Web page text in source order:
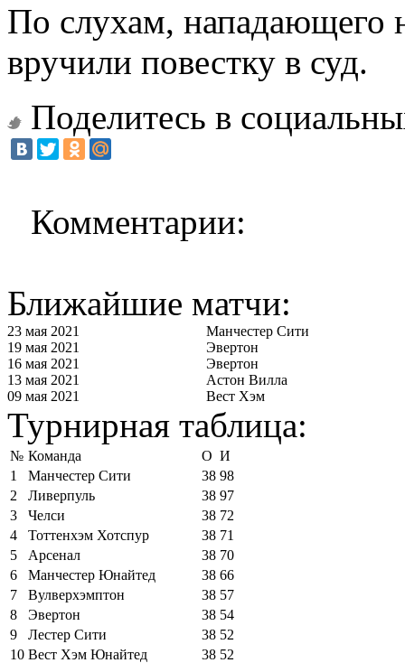
По слухам, нападающего
вручили повестку в суд.
Поделитесь в
Комментарии:
Ближайшие матчи:
23 мая 2021
Манчестер Сити
19 мая 2021
Эвертон
16 мая 2021
Эвертон
13 мая 2021
Астон Вилла
09 мая 2021
Вест Хэм
Турнирная таблица:
№ Команда О И
1
Манчестер Сити 38 98
2
Ливерпуль 38 97
3
Челси 38 72
4
Тоттенхэм Хотспур 38 71
5
Арсенал 38 70
6
Манчестер Юнайтед 38 66
7
Вулверхэмптон 38 57
8
Эвертон 38 54
9
Лестер Сити 38 52
10 Вест Хэм Юнайтед 38 52